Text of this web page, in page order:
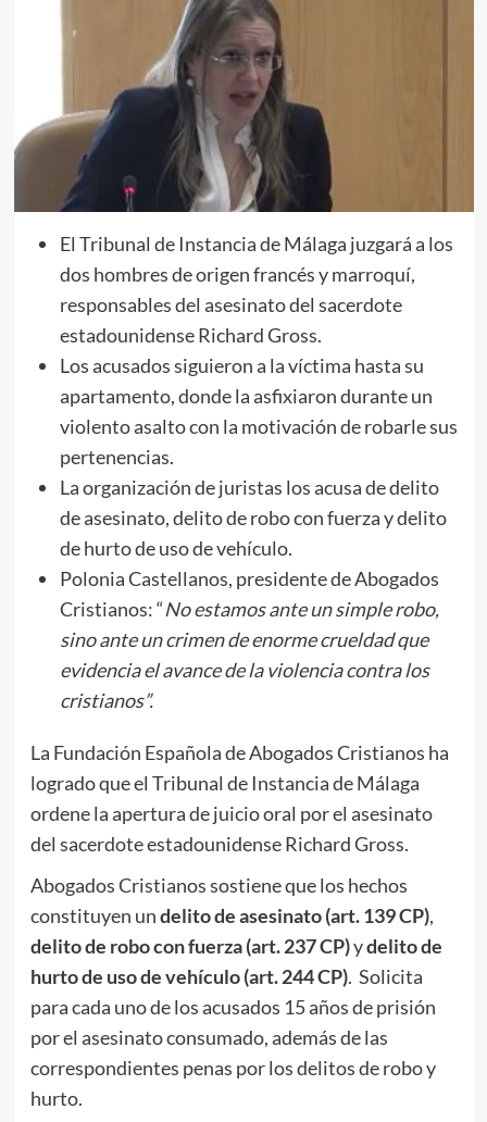
El Tribunal de Instancia de Málaga juzgará a los
dos hombres de origen francés y marroquí,
responsables del asesinato del sacerdote
estadounidense Richard Gross.
Los acusados siguieron a la víctima hasta su
apartamento, donde la asfixiaron durante un
violento asalto con la motivación de robarle sus
pertenencias.
La organización de juristas los acusa de delito
de asesinato, delito de robo con fuerza y delito
de hurto de uso de vehículo.
Polonia Castellanos, presidente de Abogados
Cristianos: “No estamos ante un simple robo,
sino ante un crimen de enorme crueldad que
evidencia el avance de la violencia contra los
cristianos”.
La Fundación Española de Abogados Cristianos ha
logrado que el Tribunal de Instancia de Málaga
ordene la apertura de juicio oral por el asesinato
del sacerdote estadounidense Richard Gross.
Abogados Cristianos sostiene que los hechos
constituyen undelito de asesinato (art. 139 CP),
delito de robo con fuerza (art. 237 CP)ydelito de
hurto de uso de vehículo (art. 244 CP). Solicita
para cada uno de los acusados 15 años de prisión
por el asesinato consumado, además de las
correspondientes penas por los delitos de robo y
hurto.